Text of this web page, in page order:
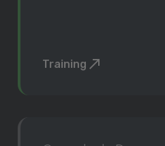
Training